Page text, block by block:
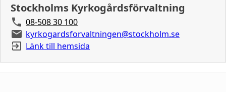
Stockholms Kyrkogårdsförvaltning
08-508 30 100
kyrkogardsforvaltningen@stockholm.se
Länk till hemsida